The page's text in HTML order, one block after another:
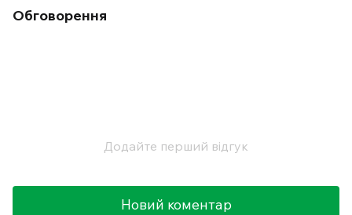
Обговорення
Додайте перший відгук
Новий коментар